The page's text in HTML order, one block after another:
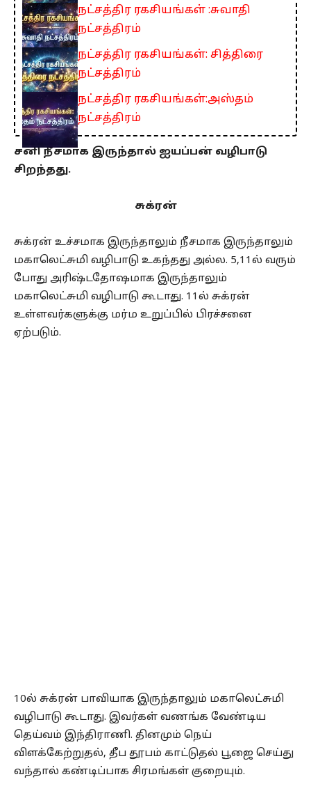
நட்சத்திர ரகசியங்கள் :சுவாதி
நட்சத்திரம்
நட்சத்திர ரகசியங்கள்: சித்திரை
நட்சத்திரம்
நட்சத்திர ரகசியங்கள்:அஸ்தம்
நட்சத்திரம்
சனி நீசமாக இருந்தால் ஐயப்பன் வழிபாடு
சிறந்தது.
சுக்ரன்
சுக்ரன் உச்சமாக இருந்தாலும் நீசமாக இருந்தாலும்
மகாலெட்சுமி வழிபாடு உகந்தது அல்ல. 5,11ல் வரும்
போது அரிஷ்டதோஷமாக இருந்தாலும்
மகாலெட்சுமி வழிபாடு கூடாது. 11ல் சுக்ரன்
உள்ளவர்களுக்கு மர்ம உறுப்பில் பிரச்சனை
ஏற்படும்.
10ல் சுக்ரன் பாவியாக இருந்தாலும் மகாலெட்சுமி
வழிபாடு கூடாது. இவர்கள் வணங்க வேண்டிய
தெய்வம் இந்திராணி. தினமும் நெய்
விளக்கேற்றுதல், தீப தூபம் காட்டுதல் பூஜை செய்து
வந்தால் கண்டிப்பாக சிரமங்கள் குறையும்.